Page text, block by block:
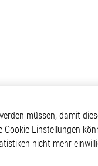
Solutions
müssen, damit
Einstellungen
nicht mehr